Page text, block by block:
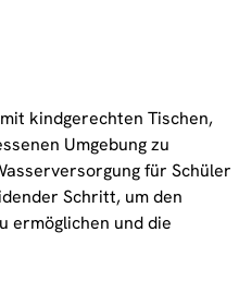
kindgerechten Tischen,
Umgebung zu
für Schüler
Schritt, um den
ermöglichen und die